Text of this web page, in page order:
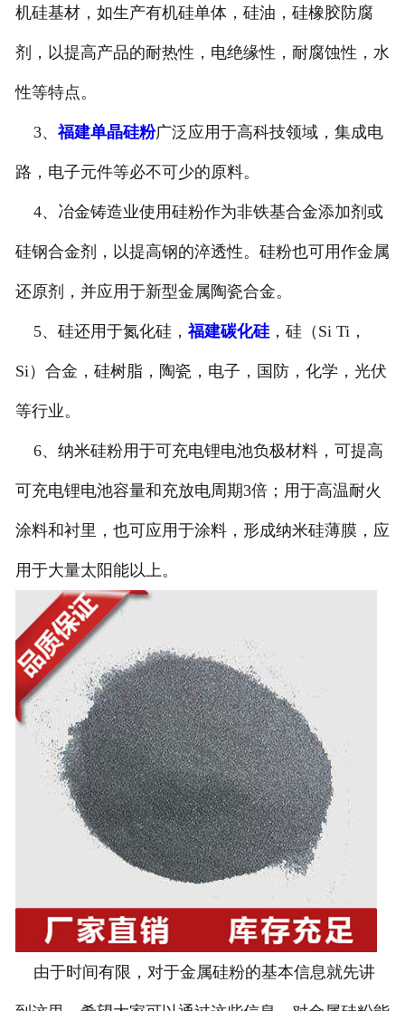
机硅基材，如生产有机硅单体，硅油，硅橡胶防腐
剂，以提高产品的耐热性，电绝缘性，耐腐蚀性，水
性等特点。
3、 福建单晶硅粉广泛应用于高科技领域，集成电
路，电子元件等必不可少的原料。
4、冶金铸造业使用硅粉作为非铁基合金添加剂或
硅钢合金剂，以提高钢的淬透性。硅粉也可用作金属
还原剂，并应用于新型金属陶瓷合金。
5、硅还用于氮化硅， 福建碳化硅，硅（Si Ti，
Si）合金，硅树脂，陶瓷，电子，国防，化学，光伏
等行业。
6、纳米硅粉用于可充电锂电池负极材料，可提高
可充电锂电池容量和充放电周期3倍；用于高温耐火
涂料和衬里，也可应用于涂料，形成纳米硅薄膜，应
用于大量太阳能以上。
由于时间有限，对于金属硅粉的基本信息就先讲